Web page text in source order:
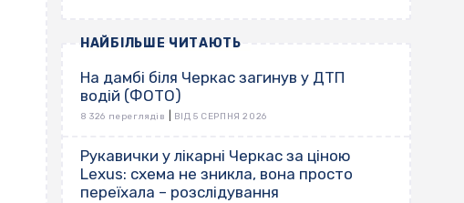
НАЙБІЛЬШЕ ЧИТАЮТЬ
На дамбі біля Черкас загинув у ДТП
водій (ФОТО)
8 326 переглядів ВІД 5 СЕРПНЯ 2026
Рукавички у лікарні Черкас за ціною
Lexus: схема не зникла, вона просто
переїхала – розслідування